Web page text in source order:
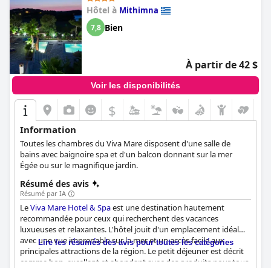
Hôtel à Mithimna
7,8 Bien
À partir de 42 $
Voir les disponibilités
$
Information
Toutes les chambres du Viva Mare disposent d'une salle de
bains avec baignoire spa et d'un balcon donnant sur la mer
Égée ou sur le magnifique jardin.
Résumé des avis
Résumé par IA
LeViva Mare Hotel & Spaest une destination hautement
recommandée pour ceux qui recherchent des vacances
luxueuses et relaxantes. L'hôtel jouit d'un emplacement idéal
avec une vue imprenable sur la mer et un accès facile aux
principales attractions de la région. Le petit déjeuner est décrit
comme bon, excellent et abondant avec des produits pour tous
Lire les résumés des avis pour toutes les catégories